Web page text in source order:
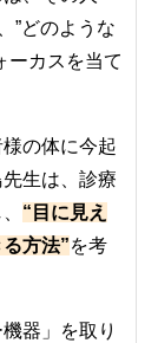
”どのような
ーカスを当て
の体に今起
生は、 診療
“ 目に見え
方法”を考
器」を取り